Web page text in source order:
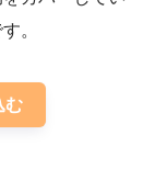
。
む